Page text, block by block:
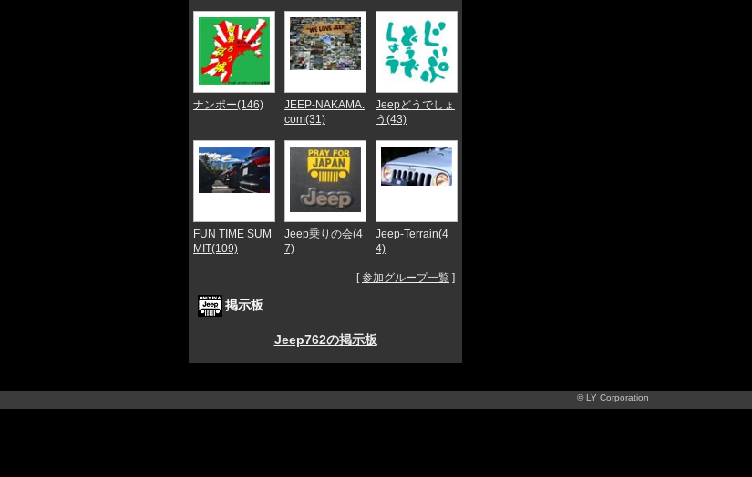
ナンポー(146)
JEEP-NAKAMA.
com(31)
Jeepどうでしょ
う(43)
FUN TIME SUM
MIT(109)
Jeep乗りの会(4
7)
Jeep-Terrain(4
4)
[参加グループ一覧 ]
掲示板
Jeep762の掲示板
© LY Corporation